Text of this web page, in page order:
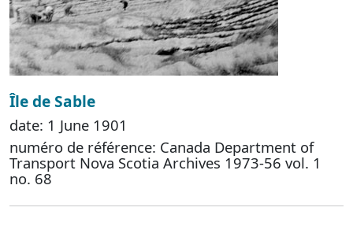
Île de Sable
date: 1 June 1901
numéro de référence: Canada Department of
Transport Nova Scotia Archives 1973-56 vol. 1
no. 68